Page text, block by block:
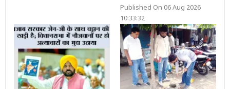
Published On 06 Aug 2026
10:33:32